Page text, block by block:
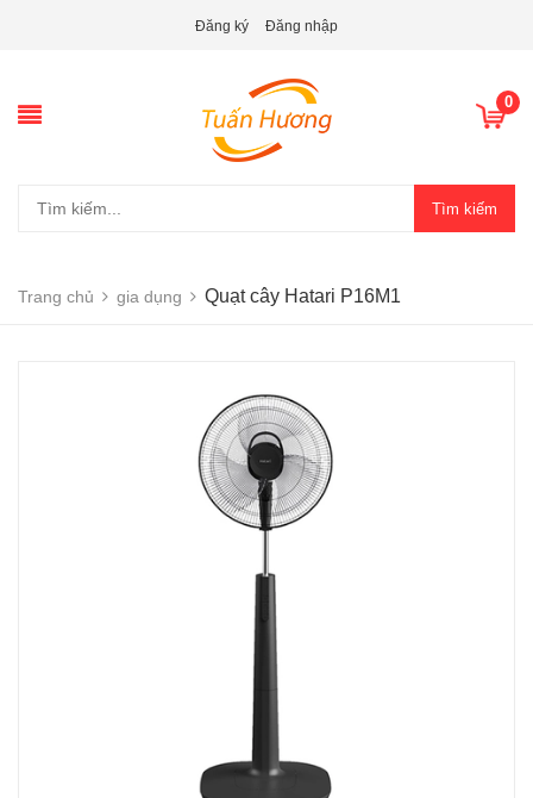
Đăng ký Đăng nhập
0
Tìm kiếm
Trang chủ gia dụng Quạt cây Hatari P16M1